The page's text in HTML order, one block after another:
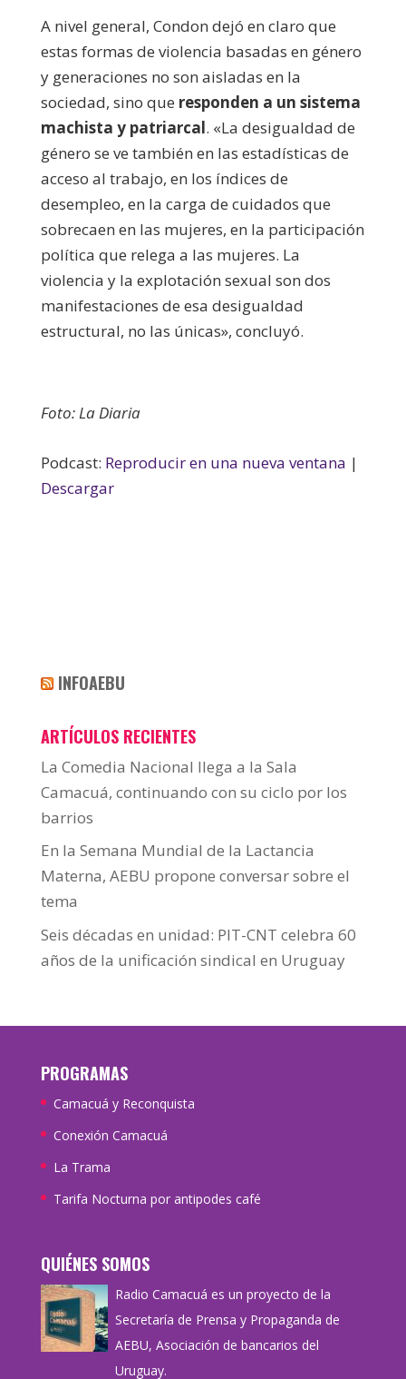
A nivel general, Condon dejó en claro que
estas formas de violencia basadas en género
y generaciones no son aisladas en la
sociedad, sino que responden a un sistema
machista y patriarcal. «La desigualdad de
género se ve también en las estadísticas de
acceso al trabajo, en los índices de
desempleo, en la carga de cuidados que
sobrecaen en las mujeres, en la participación
política que relega a las mujeres. La
violencia y la explotación sexual son dos
manifestaciones de esa desigualdad
estructural, no las únicas», concluyó.
Foto: La Diaria
Podcast: Reproducir en una nueva ventana |
Descargar
INFOAEBU
ARTÍCULOS RECIENTES
La Comedia Nacional llega a la Sala
Camacuá, continuando con su ciclo por los
barrios
En la Semana Mundial de la Lactancia
Materna, AEBU propone conversar sobre el
tema
Seis décadas en unidad: PIT-CNT celebra 60
años de la unificación sindical en Uruguay
PROGRAMAS
Camacuá y Reconquista
Conexión Camacuá
La Trama
Tarifa Nocturna por antipodes café
QUIÉNES SOMOS
Radio Camacuá es un proyecto de la
Secretaría de Prensa y Propaganda de
AEBU, Asociación de bancarios del
Uruguay.